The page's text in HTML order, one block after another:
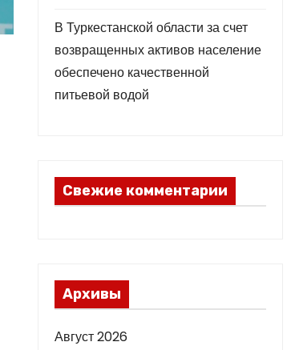
В Туркестанской области за счет
возвращенных активов население
обеспечено качественной
питьевой водой
Свежие комментарии
Архивы
Август 2026